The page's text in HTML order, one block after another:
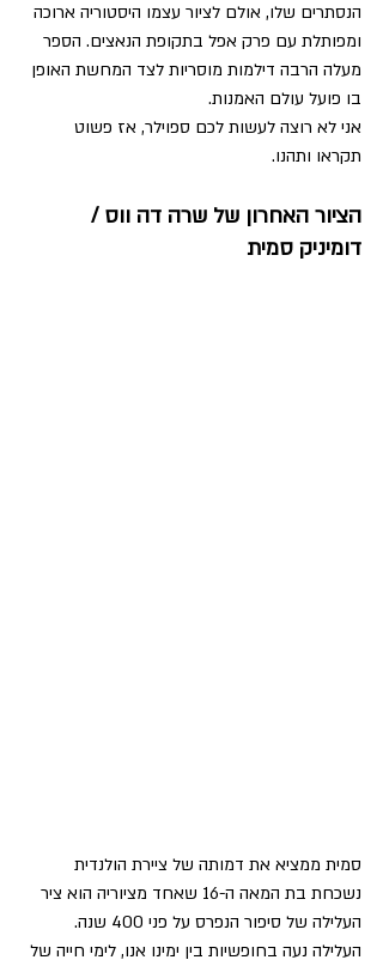
הנסתרים שלו, אולם לציור עצמו היסטוריה ארוכה
ומפותלת עם פרק אפל בתקופת הנאצים. הספר
מעלה הרבה דילמות מוסריות לצד המחשת האופן
בו פועל עולם האמנות.
אני לא רוצה לעשות לכם ספוילר, אז פשוט
תקראו ותהנו.
הציור האחרון של שרה דה ווס /
דומיניק סמית
סמית ממציא את דמותה של ציירת הולנדית
נשכחת בת המאה ה-16 שאחד מציוריה הוא ציר
העלילה של סיפור הנפרס על פני 400 שנה.
העלילה נעה בחופשיות בין ימינו אנו, לימי חייה של